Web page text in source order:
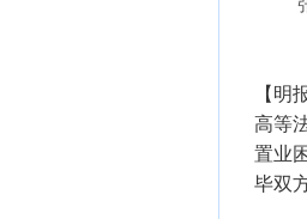
【
高等
置业
毕双